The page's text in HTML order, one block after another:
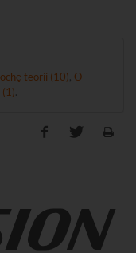
teorii (10) O
(1)